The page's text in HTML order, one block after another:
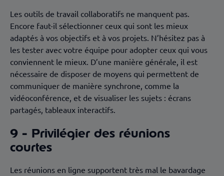
Les outils de travail collaboratifs ne manquent pas.
Encore faut-il sélectionner ceux qui sont les mieux
adaptés à vos objectifs et à vos projets. N’hésitez pas à
les tester avec votre équipe pour adopter ceux qui vous
conviennent le mieux. D’une manière générale, il est
nécessaire de disposer de moyens qui permettent de
communiquer de manière synchrone, comme la
vidéoconférence, et de visualiser les sujets : écrans
partagés, tableaux interactifs.
9 - Privilégier des réunions
courtes
Les réunions en ligne supportent très mal le bavardage